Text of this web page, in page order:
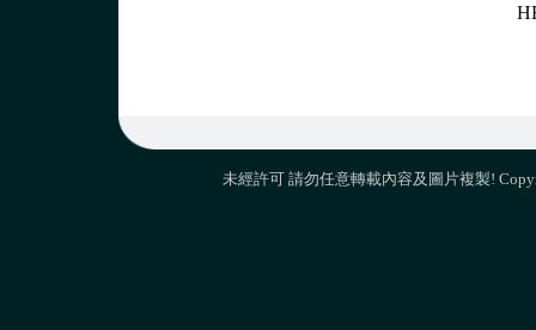
未經許可 請勿任意轉載內容及圖片複製!